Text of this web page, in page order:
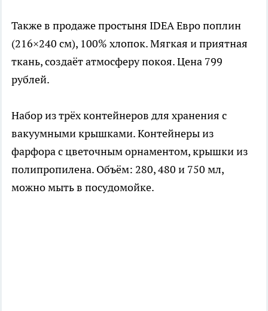
Также в продаже простыня IDEA Евро поплин
(216×240 см), 100% хлопок. Мягкая и приятная
ткань, создаёт атмосферу покоя. Цена 799
рублей.
Набор из трёх контейнеров для хранения с
вакуумными крышками. Контейнеры из
фарфора с цветочным орнаментом, крышки из
полипропилена. Объём: 280, 480 и 750 мл,
можно мыть в посудомойке.